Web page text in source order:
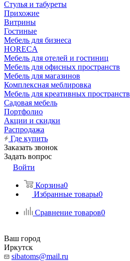
Стулья и табуреты
Прихожие
Витрины
Гостиные
Мебель для бизнеса
HORECA
Мебель для отелей и гостиниц
Мебель для офисных пространств
Мебель для магазинов
Комплексная меблировка
Мебель для креативных пространств
Садовая мебель
Портфолио
Акции и скидки
Распродажа
Где купить
Заказать звонок
Задать вопрос
Войти
Корзина0
Избранные товары0
Сравнение товаров0
Ваш город
Иркутск
sibatoms@mail.ru